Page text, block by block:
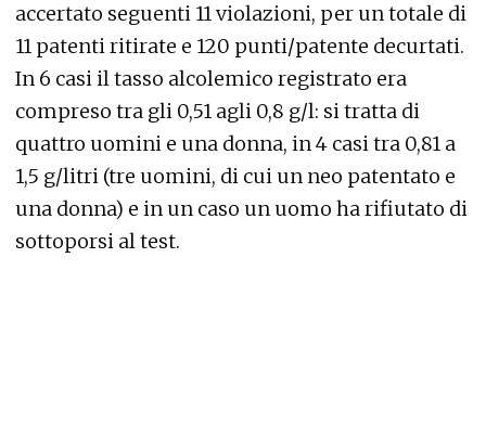
accertato seguenti 11 violazioni, per un totale di
11 patenti ritirate e 120 punti/patente decurtati.
In 6 casi il tasso alcolemico registrato era
compreso tra gli 0,51 agli 0,8 g/l: si tratta di
quattro uomini e una donna, in 4 casi tra 0,81 a
1,5 g/litri (tre uomini, di cui un neo patentato e
una donna) e in un caso un uomo ha rifiutato di
sottoporsi al test.